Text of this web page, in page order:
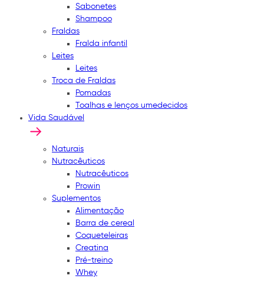
Sabonetes
Shampoo
Fraldas
Fralda infantil
Leites
Leites
Troca de Fraldas
Pomadas
Toalhas e lenços umedecidos
Vida Saudável
Naturais
Nutracêuticos
Nutracêuticos
Prowin
Suplementos
Alimentação
Barra de cereal
Coqueteleiras
Creatina
Pré-treino
Whey